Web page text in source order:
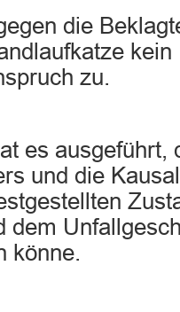
die
kein
zu.
es ausgeführt,
und die
dem
könne.